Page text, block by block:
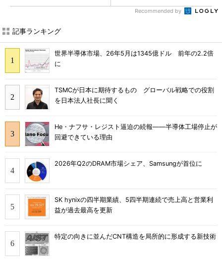
Recommended by
記事ランキング
世界半導体市場、26年5月は1345億ドル 前年の2.2倍
に
TSMCが日本に期待するもの グローバル戦略での役割
を日本法人社長に聞く
He・ナフサ・レジスト逼迫の続報――半導体工場停止が
回避できている理由
2026年Q2のDRAM市場シェア、Samsungが首位に
SK hynixの四半期業績、5四半期連続で売上高と営業利
益が過去最高を更新
特定の向きに並んだCNT構造を局所的に形成する新技術